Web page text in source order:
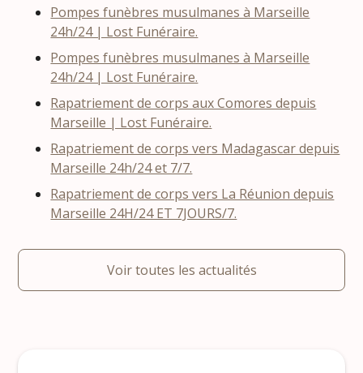
Pompes funèbres musulmanes à Marseille
24h/24 | Lost Funéraire.
Pompes funèbres musulmanes à Marseille
24h/24 | Lost Funéraire.
Rapatriement de corps aux Comores depuis
Marseille | Lost Funéraire.
Rapatriement de corps vers Madagascar depuis
Marseille 24h/24 et 7/7.
Rapatriement de corps vers La Réunion depuis
Marseille 24H/24 ET 7JOURS/7.
Voir toutes les actualités